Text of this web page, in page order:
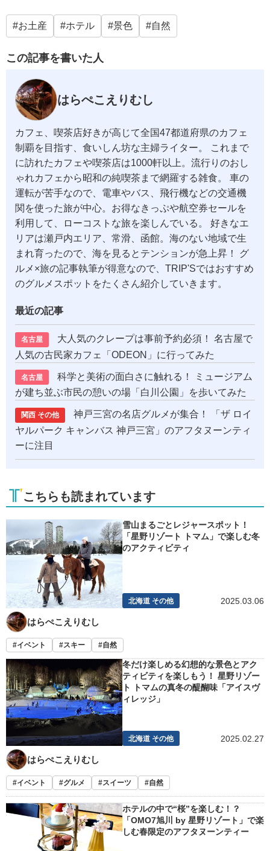
お土産 ホテル 景色 自然
この記事を書いた人
はらぺこえりむし
カフェ、喫茶店好きが高じて全国47都道府県のカフェ
制覇を目指す、食いしん坊な主婦ライター。 これまで
に訪れたカフェや喫茶店は1000軒以上。流行りのおし
ゃれカフェから昭和の純喫茶まで網羅する雑食。 車の
運転が苦手なので、電車やバス、飛行機などの交通機
関を使った旅が中心。お得なきっぷや航空券セールを
利用して、ローコストな旅を楽しんでいる。 好きなエ
リアは瀬戸内エリア、常滑、函館。海のない地域で生
まれ育ったので、海を見るとテンションが急上昇！ グ
ルメ×旅の記事執筆が得意なので、TRIP'Sではおすすめ
のグルメスポットをたくさん紹介していきます。
最近の記事
名古屋
大人気のクレープは事前予約必須！ 名古屋で
人気の古民家カフェ「ODEON」に行ってみた
名古屋
科学と美術の面白さに触れる！ ミュージアム
が建ち並ぶ市民の憩いの場「白川公園」を歩いてみた
関西 その他
神戸三宮の名店グルメが集合！ 「ザ ロイ
ヤルパーク キャンバス 神戸三宮」のアフタヌーンティ
ーに注目
こちらも読まれています
雪山まるごとレジャースポット！
「星野リゾート トマム」で楽しむ冬
のアクティビティ
北海道 その他 2025.03.06
はらぺこえりむし
イベント スキー 自然
冬だけ楽しめる幻想的な景色とアク
ティビティを楽しもう！ 星野リゾー
ト トマムの真冬の醍醐味「アイスヴ
ィレッジ」
北海道 その他 2025.02.27
はらぺこえりむし
イベント グルメ スイーツ 自然
ホテルの中で“桜”を楽しむ！？
「OMO7旭川 by 星野リゾート」で楽
しむ春限定のアフタヌーンティー